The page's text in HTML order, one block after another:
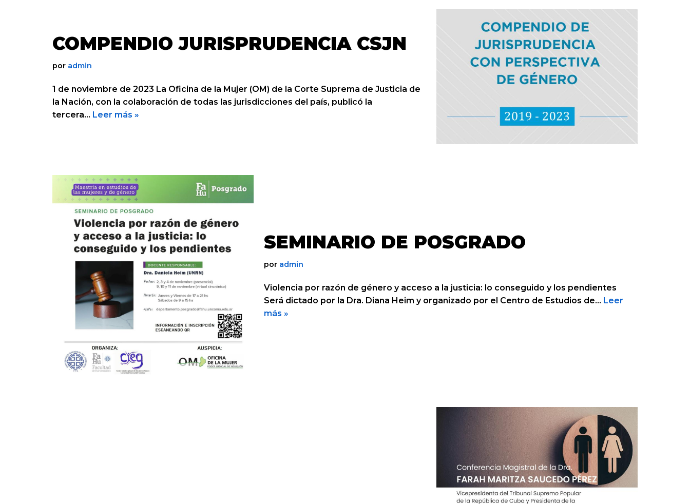
COMPENDIO JURISPRUDENCIA CSJN
por admin
1 de noviembre de 2023 La Oficina de la Mujer (OM) de la Corte Suprema de Justicia de
la Nación, con la colaboración de todas las jurisdicciones del país, publicó la
tercera… Leer más »
SEMINARIO DE POSGRADO
por admin
Violencia por razón de género y acceso a la justicia: lo conseguido y los pendientes
Será dictado por la Dra. Diana Heim y organizado por el Centro de Estudios de… Leer
más »